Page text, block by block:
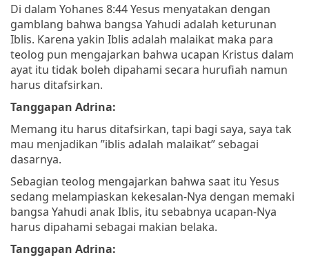
Di dalam Yohanes 8:44 Yesus menyatakan dengan
gamblang bahwa bangsa Yahudi adalah keturunan
Iblis. Karena yakin Iblis adalah malaikat maka para
teolog pun mengajarkan bahwa ucapan Kristus dalam
ayat itu tidak boleh dipahami secara hurufiah namun
harus ditafsirkan.
Tanggapan Adrina:
Memang itu harus ditafsirkan, tapi bagi saya, saya tak
mau menjadikan ”iblis adalah malaikat” sebagai
dasarnya.
Sebagian teolog mengajarkan bahwa saat itu Yesus
sedang melampiaskan kekesalan-Nya dengan memaki
bangsa Yahudi anak Iblis, itu sebabnya ucapan-Nya
harus dipahami sebagai makian belaka.
Tanggapan Adrina: